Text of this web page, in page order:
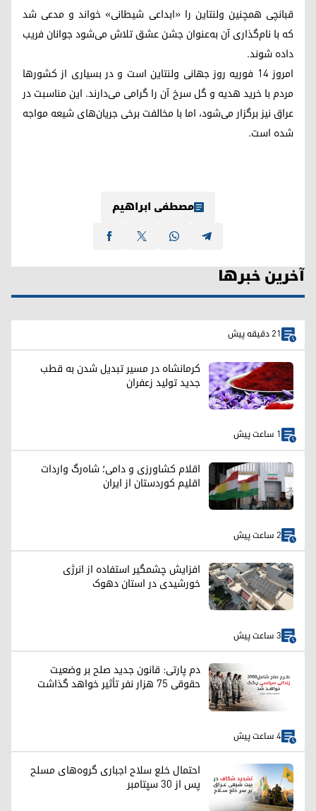
قبانچی همچنین ولنتاین را «ابداعی شیطانی» خواند و مدعی شد
که با نام‌گذاری آن به‌عنوان جشن عشق تلاش می‌شود جوانان فریب
داده شوند.
امروز ۱۴ فوریه روز جهانی ولنتاین است و در بسیاری از کشورها
مردم با خرید هدیه و گل سرخ آن را گرامی می‌دارند. این مناسبت در
عراق نیز برگزار می‌شود، اما با مخالفت برخی جریان‌های شیعه مواجه
شده است.
مصطفی ابراهیم
آخرین خبرها
21 دقیقه پیش
کرمانشاه در مسیر تبدیل شدن به قطب
جدید تولید زعفران
1 ساعت پیش
اقلام کشاورزی و دامی؛ شاه‌رگ واردات
اقلیم کوردستان از ایران
2 ساعت پیش
افزایش چشمگیر استفاده از انرژی
خورشیدی در استان دهوک
3 ساعت پیش
دم پارتی: قانون جدید صلح بر وضعیت
حقوقی ۷۵ هزار نفر تأثیر خواهد گذاشت
4 ساعت پیش
احتمال خلع سلاح اجباری گروه‌های مسلح
پس از ۳۰ سپتامبر